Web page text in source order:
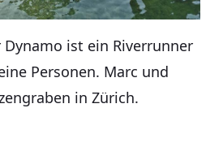
Dynamo ist ein Riverrunner
Personen. Marc und
in Zürich.